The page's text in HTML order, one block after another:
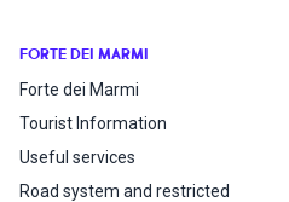
FORTE DEI MARMI
Forte dei Marmi
Tourist Information
Useful services
Road system and restricted